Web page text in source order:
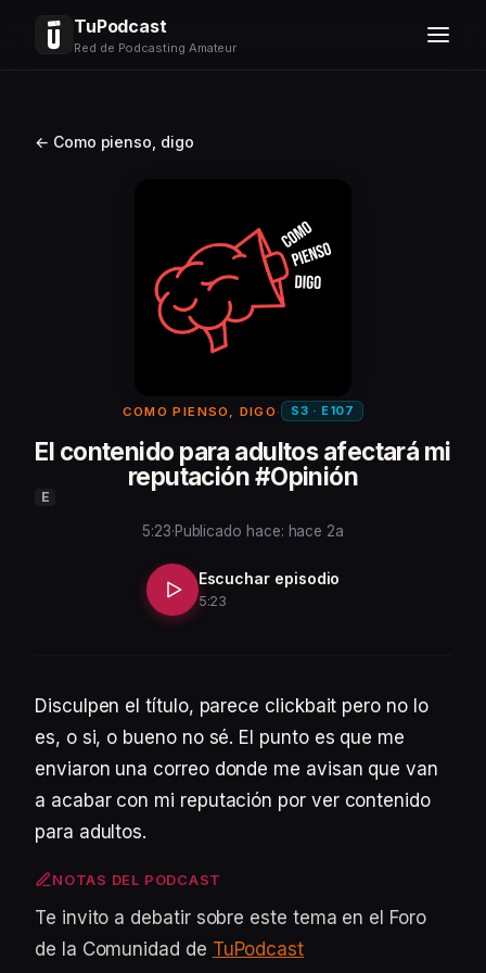
TuPodcast
Red de Podcasting Amateur
← Como pienso, digo
COMO PIENSO, DIGO · S3 · E107
El contenido para adultos afectará mi
reputación #Opinión
E
5:23·Publicado hace: hace 2a
Escuchar episodio
5:23
Disculpen el título, parece clickbait pero no lo
es, o si, o bueno no sé. El punto es que me
enviaron una correo donde me avisan que van
a acabar con mi reputación por ver contenido
para adultos.
NOTAS DEL PODCAST
Te invito a debatir sobre este tema en el Foro
de la Comunidad de TuPodcast